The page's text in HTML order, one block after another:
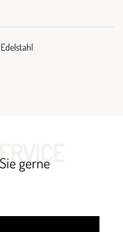
Edelstahl
gerne